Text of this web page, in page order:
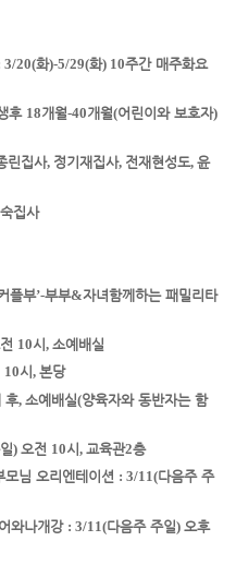
3/20(화)-5/29(화) 10주간 매주화요
후 18개월-40개월(어린이와 보호자)
린집사, 정기재집사, 전재현성도, 윤
집사
플부’-부부&자녀함께하는 패밀리타
10시 , 소예배실
10시 , 본당
후, 소예배실(양육자와 동반자는 함
) 오전 10시 , 교육관2층
모님 오리엔테이션 : 3/11(다음주 주
와나개강 : 3/11(다음주 주일) 오후